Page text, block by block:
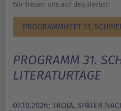
Wir freuen uns auf den Herbst!
PROGRAMMHEFT 31.
PROGRAMM 31.
LITERATURTAGE
07.10.2026: TROJA, SPÄTER